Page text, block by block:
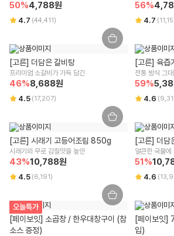
원재료명 및 함량(농수산물의 원산지 표시에 관한 법
영양성분(식품위생법에 따른 영양성분 표시대상 식
상세페이지 하단 참고
유전자변형식품에 해당하는 경우의 표시
영유아식 또는 체중조절식품 등에 해당하는 경우 표
부작용 발생 가능성
해당사항 없음
수입식품에 해당하는 경우 "식품위생법에 따른 수입
해당사항 없음
소비자상담 관련 전화번호
(08378) 서울 구로구 디지털로 306 대륭포스
통신판매업신고
2018-서울강남-03300
유통전문판매업 주소
서울특별시 강남구 테헤란로 423, 9층 9493호
전화번호
1599-3108
택배사
CJ대한통운
센터로 문의 부탁드립니다.
수령 즉시 확인할 수 있는 문제(누락/파손/냉해
일 이내 문의 시 도움을 드릴 수 있습니다.
신선/냉장/냉동식품은 단순 변심/주문 착오로 인
습니다.
상품 수령한 날로부터 7일 경과할 경우 단순 변
청이 어렵습니다.
잘못된 보관 방법이나 고객님의 부주의 등으로
우 교환/반품 신청이 어렵습니다.
고객님의 사용 또는 일부 소비에 의해 상품의 가
고객님이 상품 포장을 개봉하여 사용 또는 설치
훼손된 경우 (단, 내용 확인을 위한 포장 개봉은
렵습니다.
시간 경과에 따라 상품 등의 가치가 현저히 감소
경우 교환/반품 신청이 어렵습니다.
구매한 상품의 구성품이 누락된 경우(세트 상품,
환/반품은 신청이 어렵습니다.
기타, 상품의 교환, 상품 결함 등의 보상은 소비
50%4,788원
4.7 (44,411 )
56%
4.7 (
[고른] 더담은 갈비탕
프리미엄 소갈비가 가득 담긴
46%8,688원
4.5 (17,207)
[고른] 육즙
전통 방식 그
59%
4.6 (
[고른] 시래기 고등어조림 850g
시래기와 무로 감칠맛을 높인
43%10,788원
4.5 (6,191 )
[고른] 더담
얼큰한 국물에
가득!
51%
4.6 (
오늘특가
[페이보잇] 소곱창 / 한우대창구이 (참
소스 증정)
[페이보잇]
입)